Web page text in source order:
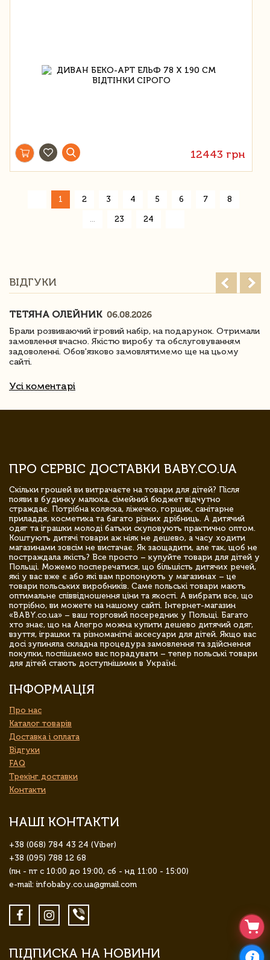
12443 грн
1 2 3 4 5 6 7 8
23 24
ВІДГУКИ
ТЕТЯНА ОЛЕЙНИК 06.08.2026
Брали розвиваючий ігровий набір, на подарунок. Отримали
замовлення вчасно. Якістю виробу та обслуговуванням
задоволенні. Обов'язково замовлятимемо ще на цьому
сайті.
Усі коментарі
ПРО СЕРВІС ДОСТАВКИ BABY.CO.UA
Скільки грошей ви витрачаєте на товари для дітей? Після
появи в будинку малюка, сімейний бюджет відчутно
страждає. Потрібна коляска, ліжечко, горщик, санітарне
приладдя, косметика та багато різних дрібниць. А дитячий
одяг та іграшки молоді батьки скуповують практично оптом.
Коштують дитячі товари аж ніяк не дешево, а часу ходити
магазинами зовсім не вистачає. Як заощадити, але так, щоб не
постраждала якість? Все просто – купуйте товари для дітей у
Польщі. Можемо посперечатися, що більшість дитячих речей,
які у вас вже є або які вам пропонують у магазинах – це
товари польських виробників. Саме польські товари мають
оптимальне співвідношення ціни та якості. А вибрати все, що
потрібно, ви можете на нашому сайті. Інтернет-магазин
«BABY.co.ua» – ваш торговий посередник у Польщі. Багато
хто знає, що на Алегро можна купити дешево дитячий одяг,
взуття, іграшки та різноманітні аксесуари для дітей. Якщо вас
досі зупиняла складна процедура замовлення та здійснення
покупки, поспішаємо вас порадувати – тепер польські товари
для дітей стають доступнішими в Україні.
ІНФОРМАЦІЯ
Про нас
Каталог товарів
Доставка і оплата
Відгуки
FAQ
Трекінг доставки
Контакти
НАШІ КОНТАКТИ
+38 (068) 784 43 24 (Viber)
+38 (095) 788 12 68
(пн - пт с 10:00 до 19:00, сб - нд 11:00 - 15:00)
e-mail: infobaby.co.ua@gmail.com
ПІДПИСКА НА НОВИНИ